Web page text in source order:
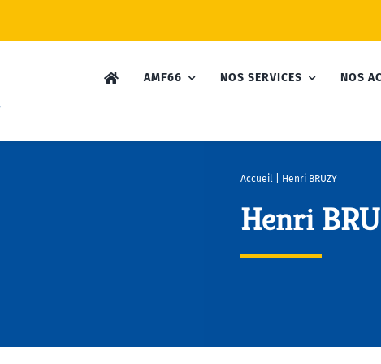
AMF66 NOS SERVICES NOS
Accueil| Henri BRUZY
Henri